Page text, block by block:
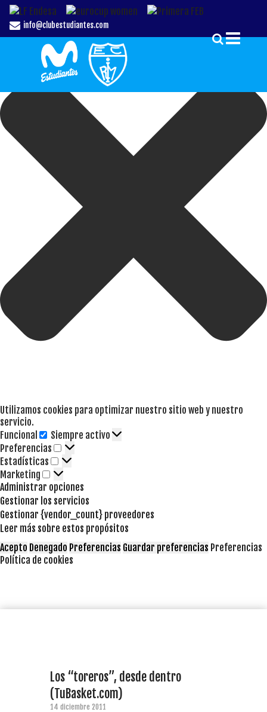
Gestionar el Consentimiento de las Cookies
Utilizamos cookies para optimizar nuestro sitio web y nuestro
servicio.
Funcional
Funcional
Siempre activo
Preferencias
Preferencias
Estadísticas Estadísticas
Marketing Marketing
Administrar opciones
Gestionar los servicios
Gestionar {vendor_count} proveedores
Leer más sobre estos propósitos
Acepto Denegado Preferencias Guardar preferencias Preferencias
Política de cookies
info@clubestudiantes.com
Los “toreros”, desde dentro
(TuBasket.com)
14 diciembre 2011